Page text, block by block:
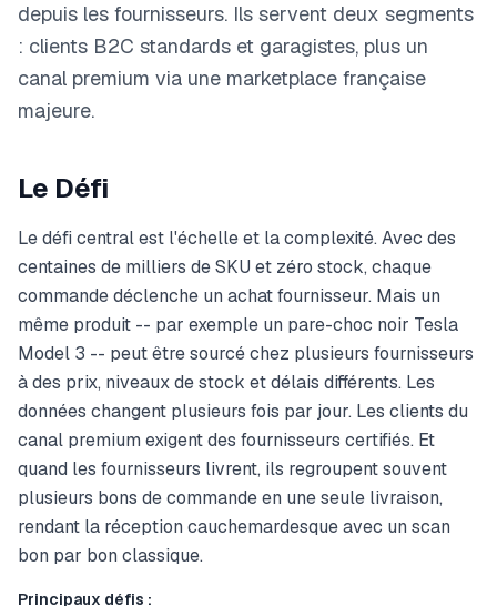
depuis les fournisseurs. Ils servent deux segments
: clients B2C standards et garagistes, plus un
canal premium via une marketplace française
majeure.
Le Défi
Le défi central est l'échelle et la complexité. Avec des
centaines de milliers de SKU et zéro stock, chaque
commande déclenche un achat fournisseur. Mais un
même produit -- par exemple un pare-choc noir Tesla
Model 3 -- peut être sourcé chez plusieurs fournisseurs
à des prix, niveaux de stock et délais différents. Les
données changent plusieurs fois par jour. Les clients du
canal premium exigent des fournisseurs certifiés. Et
quand les fournisseurs livrent, ils regroupent souvent
plusieurs bons de commande en une seule livraison,
rendant la réception cauchemardesque avec un scan
bon par bon classique.
Principaux défis :